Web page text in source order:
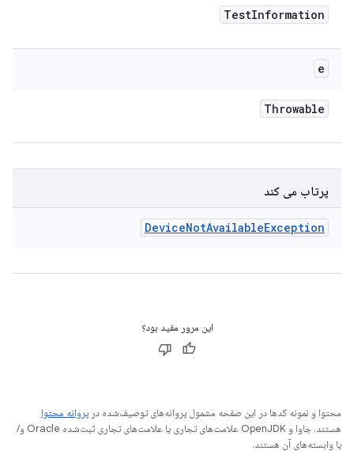
TestInformation
e
Throwable
پرتاب می کند
DeviceNotAvailableException
این مرور مفید بود؟
محتوا و نمونه کدها در این صفحه مشمول پروانه‌های توصیف‌شده در پروانه محتوا
هستند. جاوا و OpenJDK علامت‌های تجاری یا علامت‌های تجاری ثبت‌شده Oracle و/
یا وابسته‌های آن هستند.